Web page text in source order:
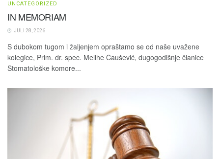
UNCATEGORIZED
IN MEMORIAM
JULI 28, 2026
S dubokom tugom i žaljenjem opraštamo se od naše uvažene
kolegice, Prim. dr. spec. Melihe Čaušević, dugogodišnje članice
Stomatološke komore...